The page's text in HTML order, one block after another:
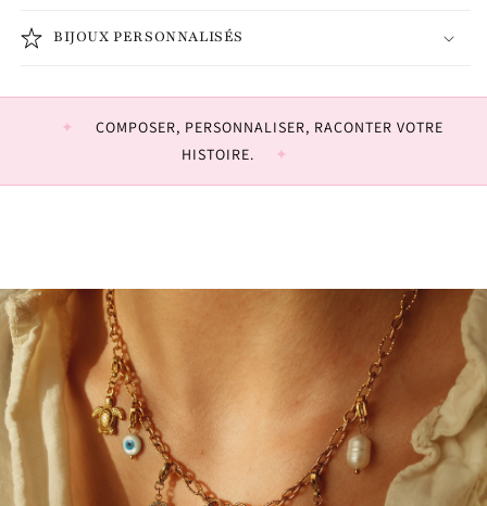
BIJOUX PERSONNALISÉS
COMPOSER, PERSONNALISER, RACONTER VOTRE
HISTOIRE.